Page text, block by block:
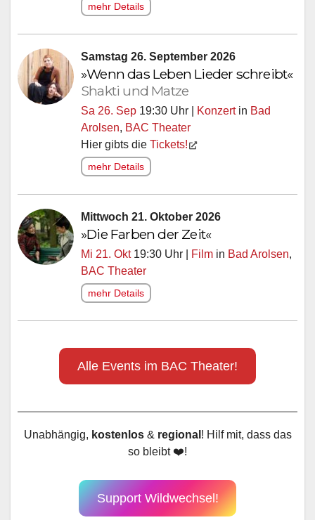
mehr Details
Samstag 26. September 2026
»Wenn das Leben Lieder schreibt«
Shakti und Matze
Sa 26. Sep 19:30 Uhr | Konzertin Bad
Arolsen, BAC Theater
Hier gibts die Tickets!
mehr Details
Mittwoch 21. Oktober 2026
»Die Farben der Zeit«
Mi 21. Okt19:30 Uhr | Film in Bad Arolsen,
BAC Theater
mehr Details
Alle Events im BAC Theater!
Unabhängig, kostenlos& regional ! Hilf mit, dass das
so bleibt ❤️!
Support Wildwechsel!